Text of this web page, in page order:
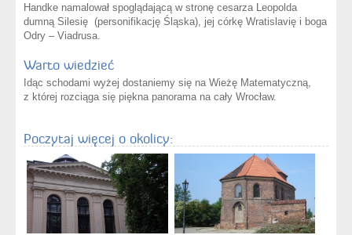
Handke namalował spoglądającą w stronę cesarza Leopolda
dumną Silesię (personifikację Śląska), jej córkę Wratislavię i boga
Odry – Viadrusa.
Warto wiedzieć
Idąc schodami wyżej dostaniemy się na Wieżę Matematyczną,
z której rozciąga się piękna panorama na cały Wrocław.
Poczytaj więcej o okolicy: